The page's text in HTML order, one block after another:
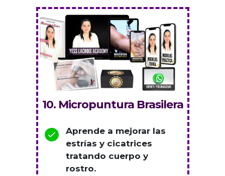
10. Micropuntura Brasilera
Aprende a mejorar las
estrías y cicatrices
tratando cuerpo y
rostro.